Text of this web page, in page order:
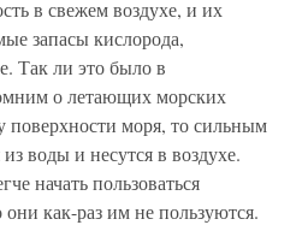
в свежем воздухе, и их
запасы кислорода,
Так ли это было в
о летающих морских
моря, то сильным
воды и несутся в воздухе.
начать пользоваться
как-раз им не пользуются.